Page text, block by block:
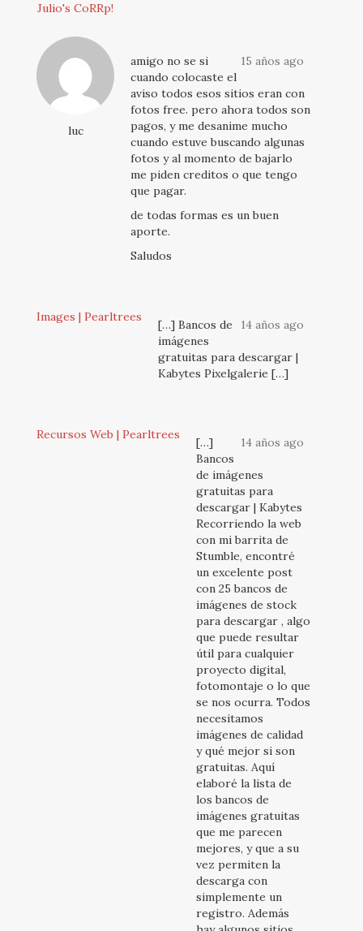
Julio's CoRRp!
luc
15 años ago
amigo no se si
cuando colocaste el
aviso todos esos sitios eran con
fotos free. pero ahora todos son
pagos, y me desanime mucho
cuando estuve buscando algunas
fotos y al momento de bajarlo
me piden creditos o que tengo
que pagar.
de todas formas es un buen
aporte.
Saludos
Images | Pearltrees
14 años ago
[…] Bancos de
imágenes
gratuitas para descargar |
Kabytes Pixelgalerie […]
Recursos Web | Pearltrees
14 años ago
[…]
Bancos
de imágenes
gratuitas para
descargar | Kabytes
Recorriendo la web
con mi barrita de
Stumble, encontré
un excelente post
con 25 bancos de
imágenes de stock
para descargar , algo
que puede resultar
útil para cualquier
proyecto digital,
fotomontaje o lo que
se nos ocurra. Todos
necesitamos
imágenes de calidad
y qué mejor si son
gratuitas. Aquí
elaboré la lista de
los bancos de
imágenes gratuitas
que me parecen
mejores, y que a su
vez permiten la
descarga con
simplemente un
registro. Además